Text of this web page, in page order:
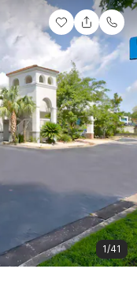
1/41